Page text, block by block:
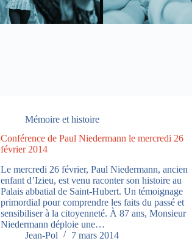
Mémoire et histoire
Conférence de Paul Niedermann le mercredi 26
février 2014
Le mercredi 26 février, Paul Niedermann, ancien
enfant d’Izieu, est venu raconter son histoire au
Palais abbatial de Saint-Hubert. Un témoignage
primordial pour comprendre les faits du passé et
sensibiliser à la citoyenneté. À 87 ans, Monsieur
Niedermann déploie une…
Jean-Pol
7 mars 2014